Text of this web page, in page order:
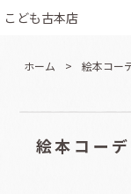
こども古本店
ホーム > 絵本コー
絵本コー